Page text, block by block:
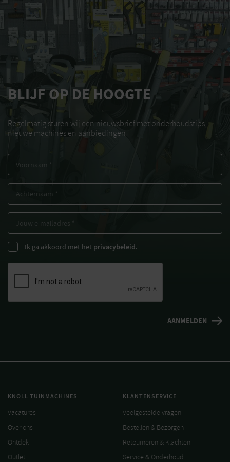
BLIJF OP DE HOOGTE
Regelmatig sturen wij een nieuwsbrief met onderhoudstips,
nieuwe machines en aanbiedingen
Ik ga akkoord met het privacybeleid.
KNOLL TUINMACHINES
Vacatures
Over ons
Ontdek
Outlet
KLANTENSERVICE
Veelgestelde vragen
Bestellen & Bezorgen
Retourneren & Klachten
Service & Onderhoud